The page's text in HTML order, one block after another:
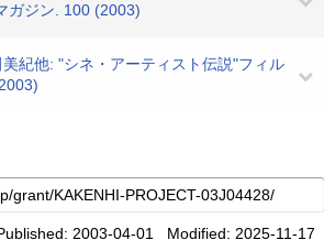
ガジン. 100 (2003)
紀他: "シネ・アーティスト伝説"フィル
2003-04-01 Modified: 2025-11-17